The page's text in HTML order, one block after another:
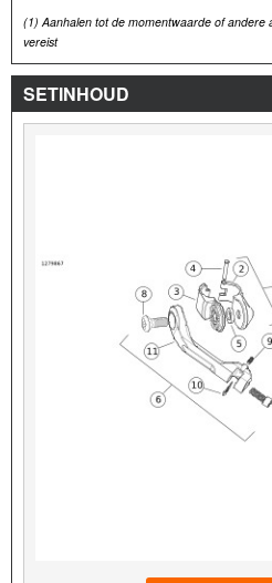
(1) Aanhalen tot de momentwaarde of andere
vereist
SETINHOUD